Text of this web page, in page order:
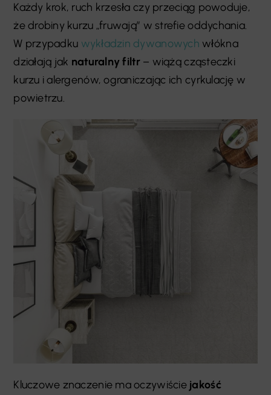
Każdy krok, ruch krzesła czy przeciąg powoduje,
że drobiny kurzu „fruwają” w strefie oddychania.
W przypadku wykładzin dywanowych włókna
działają jak naturalny filtr– wiążą cząsteczki
kurzu i alergenów, ograniczając ich cyrkulację w
powietrzu.
Kluczowe znaczenie ma oczywiście jakość